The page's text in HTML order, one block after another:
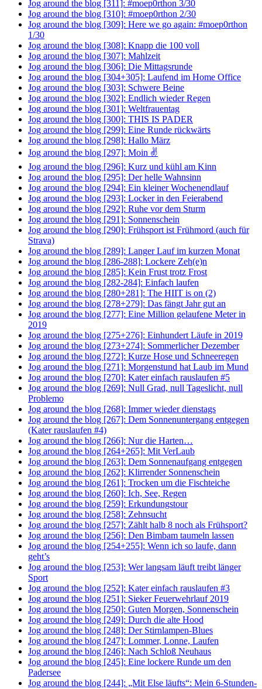
Jog around the blog [311]: #moep0rthon 3/30
Jog around the blog [310]: #moep0rthon 2/30
Jog around the blog [309]: Here we go again: #moep0rthon
1/30
Jog around the blog [308]: Knapp die 100 voll
Jog around the blog [307]: Mahlzeit
Jog around the blog [306]: Die Mittagsrunde
Jog around the blog [304+305]: Laufend im Home Office
Jog around the blog [303]: Schwere Beine
Jog around the blog [302]: Endlich wieder Regen
Jog around the blog [301]: Weltfrauentag
Jog around the blog [300]: THIS IS PADER
Jog around the blog [299]: Eine Runde rückwärts
Jog around the blog [298]: Hallo März
Jog around the blog [297]: Moin ✌
Jog around the blog [296]: Kurz und kühl am Kinn
Jog around the blog [295]: Der helle Wahnsinn
Jog around the blog [294]: Ein kleiner Wochenendlauf
Jog around the blog [293]: Locker in den Feierabend
Jog around the blog [292]: Ruhe vor dem Sturm
Jog around the blog [291]: Sonnenschein
Jog around the blog [290]: Frühsport ist Frühmord (auch für
Strava)
Jog around the blog [289]: Langer Lauf im kurzen Monat
Jog around the blog [286-288]: Lockere Zeh(e)n
Jog around the blog [285]: Kein Frust trotz Frost
Jog around the blog [282-284]: Einfach laufen
Jog around the blog [280+281]: The HIIT is on (2)
Jog around the blog [278+279]: Das fängt Jahr gut an
Jog around the blog [277]: Eine Million gelaufene Meter in
2019
Jog around the blog [275+276]: Einhundert Läufe in 2019
Jog around the blog [273+274]: Sommerlicher Dezember
Jog around the blog [272]: Kurze Hose und Schneeregen
Jog around the blog [271]: Morgenstund hat Laub im Mund
Jog around the blog [270]: Kater einfach rauslaufen #5
Jog around the blog [269]: Null Grad, null Tageslicht, null
Problemo
Jog around the blog [268]: Immer wieder dienstags
Jog around the blog [267]: Dem Sonnenuntergang entgegen
(Kater rauslaufen #4)
Jog around the blog [266]: Nur die Harten…
Jog around the blog [264+265]: Mit VerLaub
Jog around the blog [263]: Dem Sonnenaufgang entgegen
Jog around the blog [262]: Klirrender Sonnenschein
Jog around the blog [261]: Trocken um die Fischteiche
Jog around the blog [260]: Ich, See, Regen
Jog around the blog [259]: Erkundungstour
Jog around the blog [258]: Zehnsucht
Jog around the blog [257]: Zählt halb 8 noch als Frühsport?
Jog around the blog [256]: Den Bimbam taumeln lassen
Jog around the blog [254+255]: Wenn ich so laufe, dann
geht’s
Jog around the blog [253]: Wer langsam läuft treibt länger
Sport
Jog around the blog [252]: Kater einfach rauslaufen #3
Jog around the blog [251]: Sieker Feuerwehrlauf 2019
Jog around the blog [250]: Guten Morgen, Sonnenschein
Jog around the blog [249]: Durch die alte Hood
Jog around the blog [248]: Der Stirnlampen-Blues
Jog around the blog [247]: Lommer, Lonne, Laufen
Jog around the blog [246]: Nach Schloß Neuhaus
Jog around the blog [245]: Eine lockere Runde um den
Padersee
Jog around the blog [244]: „Mit Else läufts“: Mein 6-Stunden-